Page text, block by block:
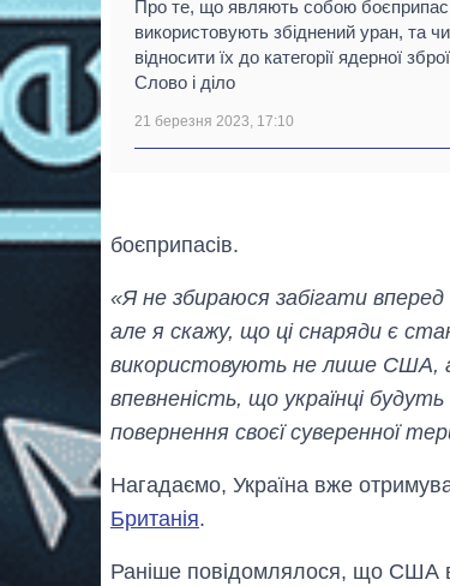
Про те, що являють собою
використовують збіднений уран, та
відносити їх до категорії ядерної
Слово і діло
21 березня 2023, 17:10
боєприпасів.
«Я не збираюся забігати
але я скажу, що ці снаряди є
використовують не лише США,
впевненість, що українці
повернення своєї суверенної
Нагадаємо, Україна вже
Британія.
Раніше повідомлялося, що США